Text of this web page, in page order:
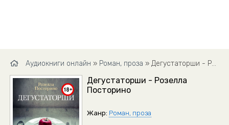
Аудиокниги онлайн » Роман, проза » Дегустаторши - Розелла Посторино
Дегустаторши - Розелла
Посторино
Жанр: Роман, проза